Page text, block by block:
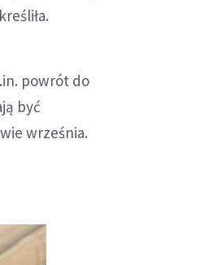
powrót do
być
września.